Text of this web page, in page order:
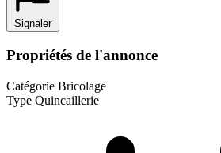
Signaler
Propriétés de l'annonce
Catégorie Bricolage
Type Quincaillerie